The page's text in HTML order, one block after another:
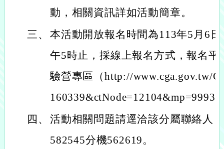
動，相關資訊詳如活動簡章。
三、 本活動開放報名時間為113年5月6
午5時止，採線上報名方式，報名
驗營專區（http://www.cga.gov.tw/
160339&ctNode=12104&mp=9993
四、 活動相關問題請逕洽該分屬聯絡人
582545分機562619。